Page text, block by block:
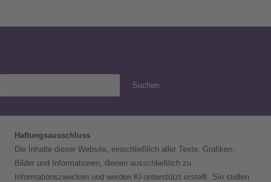
Suchen
Haftungsausschluss
Die Inhalte dieser Website, einschließlich aller Texte, Grafiken,
Bilder und Informationen, dienen ausschließlich zu
Informationszwecken und werden KI-unterstützt erstellt. Sie stellen